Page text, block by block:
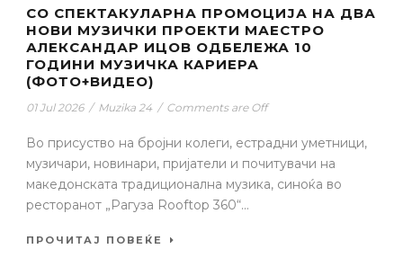
СО СПЕКТАКУЛАРНА ПРОМОЦИЈА НА ДВА
НОВИ МУЗИЧКИ ПРОЕКТИ МАЕСТРО
АЛЕКСАНДАР ИЦОВ ОДБЕЛЕЖА 10
ГОДИНИ МУЗИЧКА КАРИЕРА
(ФОТО+ВИДЕО)
01 Jul 2026 / Muzika 24 / Comments are Off
Во присуство на бројни колеги, естрадни уметници,
музичари, новинари, пријатели и почитувачи на
македонската традиционална музика, синоќа во
ресторанот „Рагуза Rooftop 360“...
ПРОЧИТАЈ ПОВЕЌЕ